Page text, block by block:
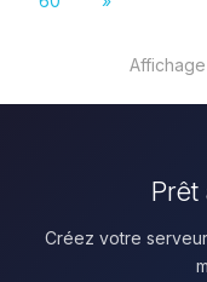
Créez votre